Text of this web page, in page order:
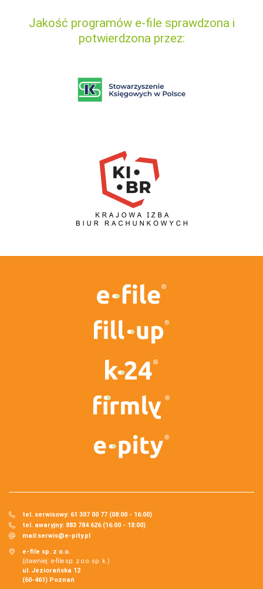
Jakość programów e-file sprawdzona i
potwierdzona przez:
tel. serwisowy: 61 307 00 77 (08:00 - 16:00)
tel. awaryjny: 883 784 626 (16:00 - 18:00)
mail:serwis@e-pity.pl
e-file sp. z o.o.
(dawniej: e-file sp. z o.o. sp. k.)
ul. Jeziorańska 12
(60-461) Poznań